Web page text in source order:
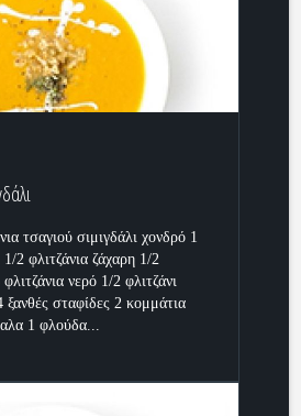
τσαγιού σιμιγδάλι χονδρό 1
1/2 φλιτζάνια ζάχαρη 1/2
νερό 1/2 φλιτζάνι
σταφίδες 2 κομμάτια
1 φλούδα...